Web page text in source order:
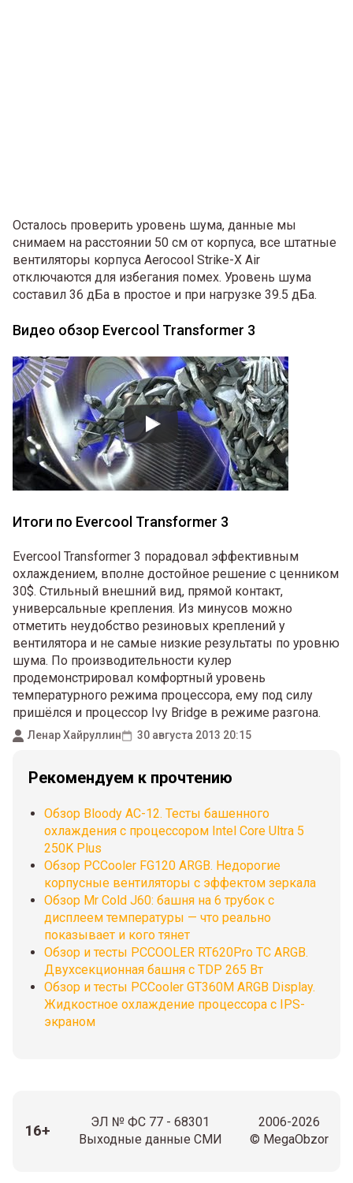
Осталось проверить уровень шума, данные мы
снимаем на расстоянии 50 см от корпуса, все штатные
вентиляторы корпуса Aerocool Strike-X Air
отключаются для избегания помех. Уровень шума
составил 36 дБа в простое и при нагрузке 39.5 дБа.
Видео обзор Evercool Transformer 3
Итоги по Evercool Transformer 3
Evercool Transformer 3 порадовал эффективным
охлаждением, вполне достойное решение с ценником
30$. Стильный внешний вид, прямой контакт,
универсальные крепления. Из минусов можно
отметить неудобство резиновых креплений у
вентилятора и не самые низкие результаты по уровню
шума. По производительности кулер
продемонстрировал комфортный уровень
температурного режима процессора, ему под силу
пришёлся и процессор Ivy Bridge в режиме разгона.
Ленар Хайруллин 30 августа 2013 20:15
Рекомендуем к прочтению
Обзор Bloody AC-12. Тесты башенного
охлаждения с процессором Intel Core Ultra 5
250K Plus
Обзор PCCooler FG120 ARGB. Недорогие
корпусные вентиляторы с эффектом зеркала
Обзор Mr Cold J60: башня на 6 трубок с
дисплеем температуры — что реально
показывает и кого тянет
Обзор и тесты PCCOOLER RT620Pro TC ARGB.
Двухсекционная башня с TDP 265 Вт
Обзор и тесты PCCooler GT360M ARGB Display.
Жидкостное охлаждение процессора с IPS-
экраном
16+
ЭЛ № ФС 77 - 68301
Выходные данные СМИ
2006-2026
© MegaObzor